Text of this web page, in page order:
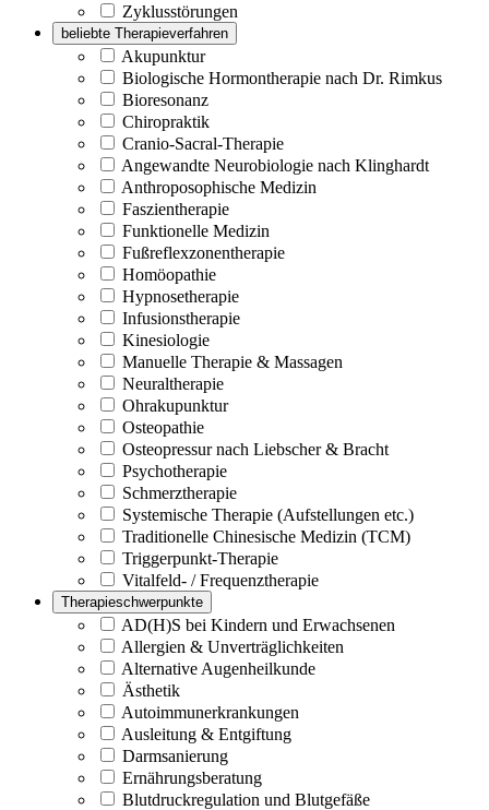
Zyklusstörungen
beliebte Therapieverfahren
Akupunktur
Biologische Hormontherapie nach Dr. Rimkus
Bioresonanz
Chiropraktik
Cranio-Sacral-Therapie
Angewandte Neurobiologie nach Klinghardt
Anthroposophische Medizin
Faszientherapie
Funktionelle Medizin
Fußreflexzonentherapie
Homöopathie
Hypnosetherapie
Infusionstherapie
Kinesiologie
Manuelle Therapie & Massagen
Neuraltherapie
Ohrakupunktur
Osteopathie
Osteopressur nach Liebscher & Bracht
Psychotherapie
Schmerztherapie
Systemische Therapie (Aufstellungen etc.)
Traditionelle Chinesische Medizin (TCM)
Triggerpunkt-Therapie
Vitalfeld- / Frequenztherapie
Therapieschwerpunkte
AD(H)S bei Kindern und Erwachsenen
Allergien & Unverträglichkeiten
Alternative Augenheilkunde
Ästhetik
Autoimmunerkrankungen
Ausleitung & Entgiftung
Darmsanierung
Ernährungsberatung
Blutdruckregulation und Blutgefäße